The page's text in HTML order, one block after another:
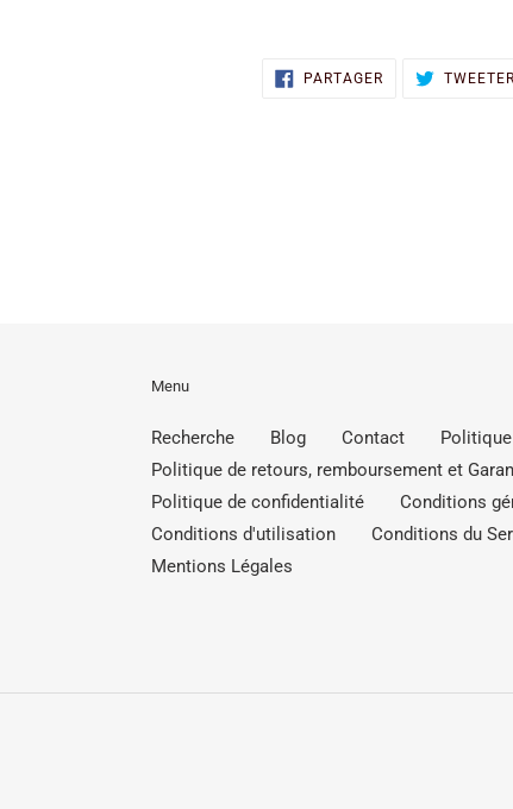
PARTAGERPARTAGERTWEETER
Menu
Recherche Blog Contact
Politique de retours, remboursement et
Politique de confidentialité
Conditions
Conditions d'utilisation
Conditions du
Mentions Légales